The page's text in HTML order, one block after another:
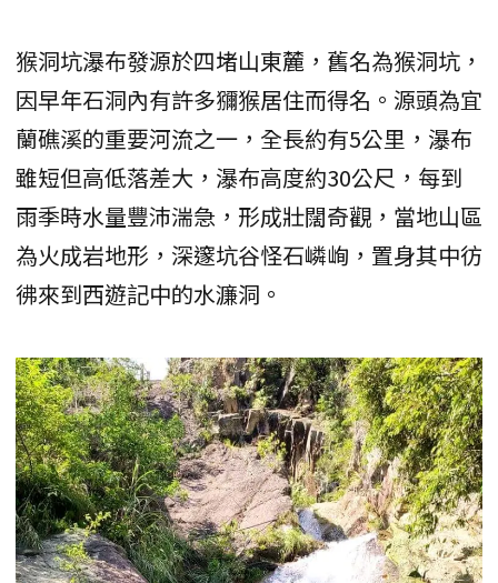
猴洞坑瀑布發源於四堵山東麓，舊名為猴洞坑，
因早年石洞內有許多獼猴居住而得名。源頭為宜
蘭礁溪的重要河流之一，全長約有5公里，瀑布
雖短但高低落差大，瀑布高度約30公尺，每到
雨季時水量豐沛湍急，形成壯闊奇觀，當地山區
為火成岩地形，深邃坑谷怪石嶙峋，置身其中彷
彿來到西遊記中的水濂洞。